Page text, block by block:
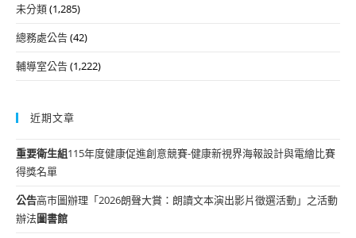
未分類(1,285)
總務處公告(42)
輔導室公告(1,222)
近期文章
重要衛生組115年度健康促進創意競賽-健康新視界海報設計與電繪比賽
得獎名單
公告高市圖辦理「2026朗聲大賞：朗讀文本演出影片徵選活動」之活動
辦法圖書館